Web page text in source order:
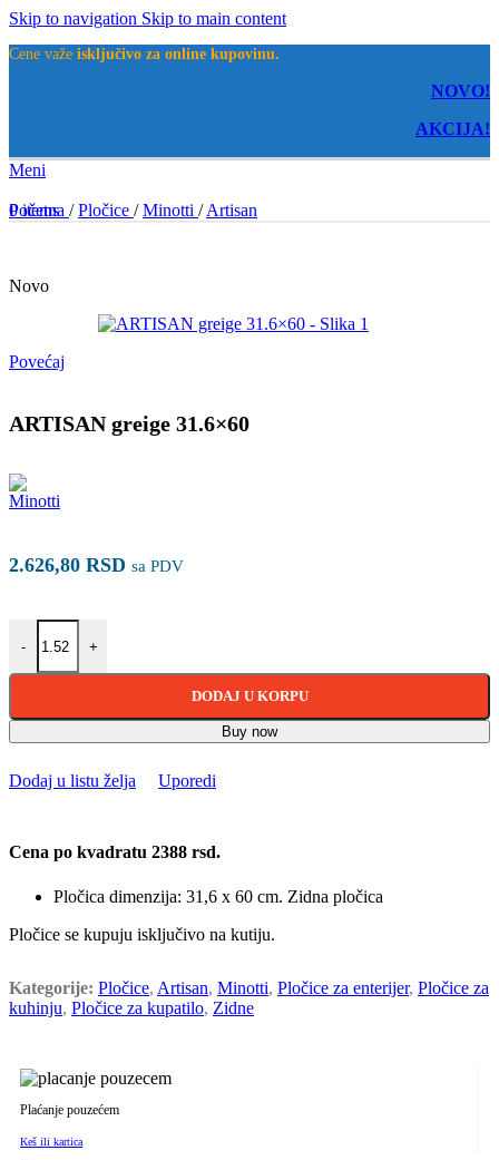
Skip to navigation Skip to main content
Cene važe isključivo za online kupovinu.
NOVO!
AKCIJA!
Meni
0items
Početna / Pločice / Minotti / Artisan
Novo
Povećaj
ARTISAN greige 31.6×60
2.626,80 RSD sa PDV
-
ARTISAN greige 31.6×60 količina
+
DODAJ U KORPU
Buy now
Dodaj u listu želja Uporedi
Cena po kvadratu 2388 rsd.
Pločica dimenzija: 31,6 x 60 cm. Zidna pločica
Pločice se kupuju isključivo na kutiju.
Kategorije: Pločice, Artisan, Minotti, Pločice za enterijer, Pločice za
kuhinju, Pločice za kupatilo, Zidne
Plaćanje pouzećem
Keš ili kartica